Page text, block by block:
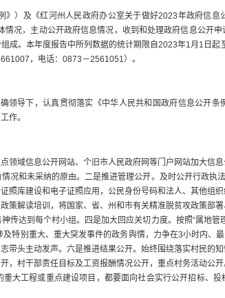
）及《红河州人民政府办公室关于做好2023年政府信息
况，主动公开政府信息情况，收到和处理政府信息公开
成。本年度报告中所列数据的统计期限自2023年1月1日
，电话：0873－2561051）。
导下，认真贯彻落实《中华人民共和国政府信息公开条
作。
域信息公开网站、个旧市人民政府网等门户网站加大信
况和未采纳的原由。二是推进管理公开。及时公开行政执
照库建设和电子证照应用，公民身份号码和法人、其他组
策解读培训，将国家、省、州和市有关精准脱贫攻政策部
传达到每个村小组。四是加大回应关切力度。按照“属地管
特别重大、重大突发事件的政务舆情，力争在3小时内、
带头主动发声。六是推进结果公开。始终围绕落实村民的
，村干部责任目标及工资报酬情况公开，重点村务活动公
大工程或重点建设项目，都要面向社会实行公开招标、